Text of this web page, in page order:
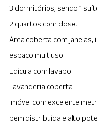
3 dormitórios, sendo 1
2 quartos com closet
Área coberta com janelas,
espaço multiuso
Edícula com lavabo
Lavanderia coberta
Imóvel com excelente
bem distribuída e alto